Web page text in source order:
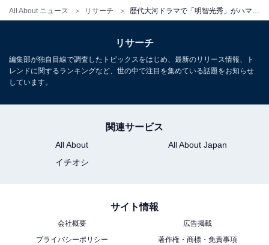
All About ニュース リサーチ
わせる武将を演じてくれたからです（40歳男性）」「新
しい明智光秀像を見事に築けた名演だったと思います。
おおらかそうで神経質そうな、繊細な演技でした（55歳
（41歳女性）」など、知的でクールな明智光秀をイメー
ジでき、光秀のファンになったとの声もありました。
＞6位までの全ランキング結果を見る
リサーチ
編集部が独自目線で調査したトピックスをはじめ、最新のリリース情報、ト
レンドに関するランキングなど、世の中で注目を集めている話題をお知らせ
しています。
関連サービス
All About
All About Japan
イチオシ
サイト情報
会社概要
広告掲載
プライバシーポリシー
著作権・商標・免責事項